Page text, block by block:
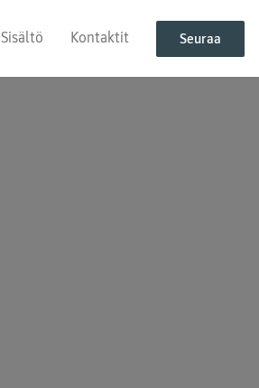
Sisältö Kontaktit Seuraa